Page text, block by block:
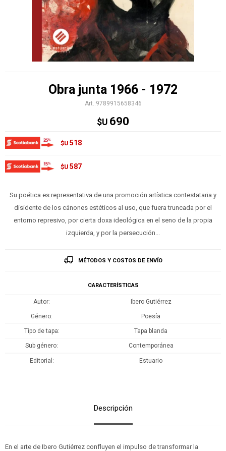
Obra junta 1966 - 1972
9789915658346
$U 690
$U 518
$U 587
Su poética es representativa de una promoción artística contestataria y
disidente de los cánones estéticos al uso, que fuera truncada por el
entorno represivo, por cierta doxa ideológica en el seno de la propia
izquierda, y por la persecución...
MÉTODOS Y COSTOS DE ENVÍO
CARACTERÍSTICAS
Autor Ibero Gutiérrez
Género Poesía
Tipo de tapa Tapa blanda
Sub género Contemporánea
Editorial Estuario
Descripción
En el arte de Ibero Gutiérrez confluyen el impulso de transformar la